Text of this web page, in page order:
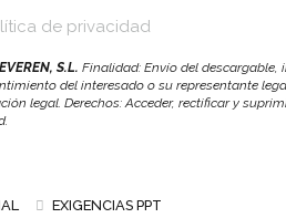
de privacidad
S.L. Finalidad: Envío del descargable,
del interesado o su representante
legal. Derechos: Acceder, rectificar y
EXIGENCIAS PPT